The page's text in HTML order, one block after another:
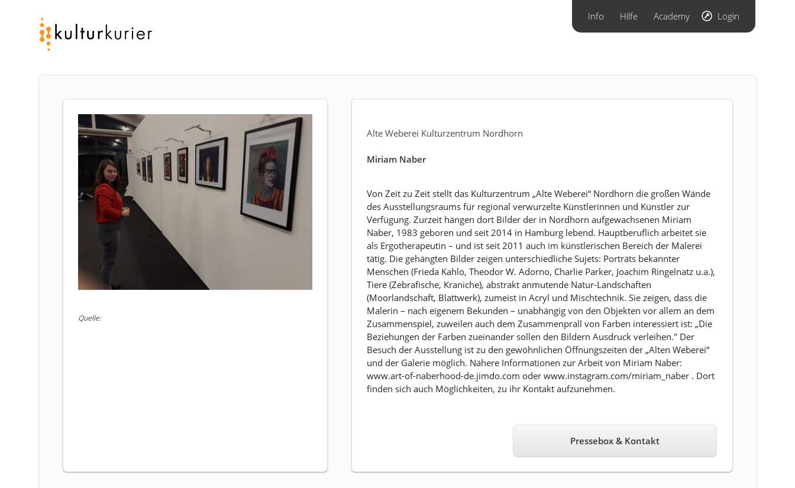
Info Hilfe Academy Login
Quelle:
Alte Weberei Kulturzentrum Nordhorn
Miriam Naber
Von Zeit zu Zeit stellt das Kulturzentrum „Alte Weberei“ Nordhorn die großen Wände
des Ausstellungsraums für regional verwurzelte Künstlerinnen und Künstler zur
Verfügung. Zurzeit hängen dort Bilder der in Nordhorn aufgewachsenen Miriam
Naber, 1983 geboren und seit 2014 in Hamburg lebend. Hauptberuflich arbeitet sie
als Ergotherapeutin – und ist seit 2011 auch im künstlerischen Bereich der Malerei
tätig. Die gehängten Bilder zeigen unterschiedliche Sujets: Porträts bekannter
Menschen (Frieda Kahlo, Theodor W. Adorno, Charlie Parker, Joachim Ringelnatz u.a.),
Tiere (Zebrafische, Kraniche), abstrakt anmutende Natur-Landschaften
(Moorlandschaft, Blattwerk), zumeist in Acryl und Mischtechnik. Sie zeigen, dass die
Malerin – nach eigenem Bekunden – unabhängig von den Objekten vor allem an dem
Zusammenspiel, zuweilen auch dem Zusammenprall von Farben interessiert ist: „Die
Beziehungen der Farben zueinander sollen den Bildern Ausdruck verleihen." Der
Besuch der Ausstellung ist zu den gewöhnlichen Öffnungszeiten der „Alten Weberei“
und der Galerie möglich. Nähere Informationen zur Arbeit von Miriam Naber:
www.art-of-naberhood-de.jimdo.com oder www.instagram.com/miriam_naber . Dort
finden sich auch Möglichkeiten, zu ihr Kontakt aufzunehmen.
Pressebox & Kontakt